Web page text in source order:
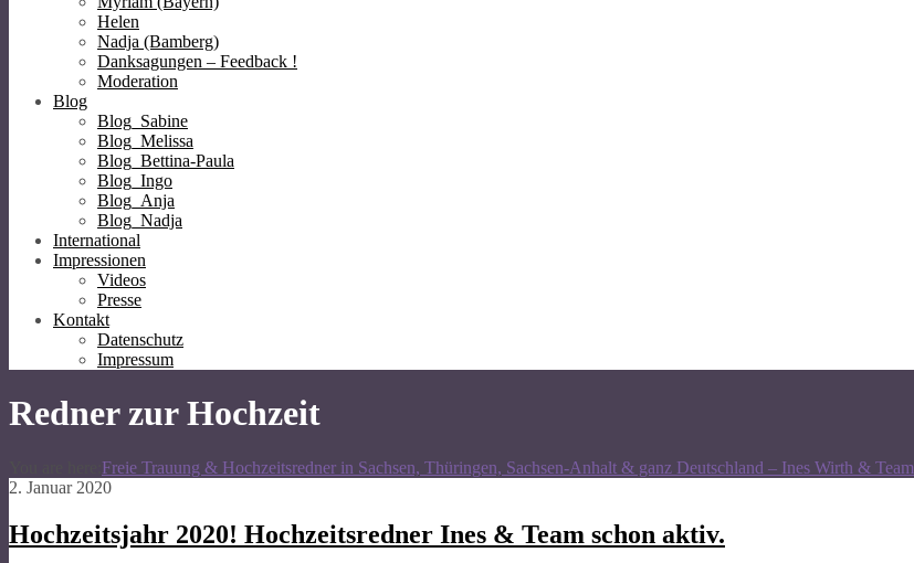
Helen
Nadja (Bamberg)
Danksagungen – Feedback !
Moderation
Blog
Blog_Sabine
Blog_Melissa
Blog_Bettina-Paula
Blog_Ingo
Blog_Anja
Blog_Nadja
International
Impressionen
Videos
Presse
Kontakt
Datenschutz
Impressum
Redner zur Hochzeit
Freie Trauung & Hochzeitsredner in Sachsen, Thüringen, Sachsen-Anhalt & ganz Deutschland – Ines Wirth & Team
2. Januar 2020
Hochzeitsjahr 2020! Hochzeitsredner Ines & Team schon aktiv.